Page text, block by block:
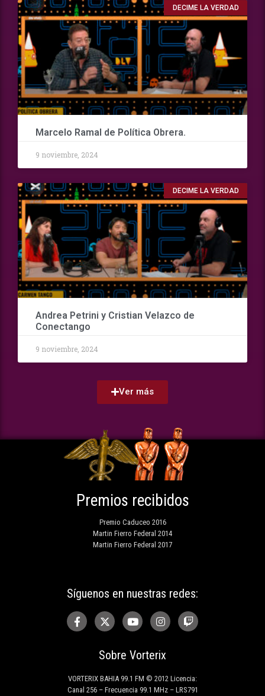
DECIME LA VERDAD
Marcelo Ramal de Política Obrera.
9 noviembre, 2024
DECIME LA VERDAD
Andrea Petrini y Cristian Velazco de
Conectango
9 noviembre, 2024
Ver más
Sobre Vorterix
VORTERIX BAHIA 99.1 FM © 2012 Licencia:
Canal 256 – Frecuencia 99.1 MHz – LRS791
Síguenos en nuestras redes:
Premios recibidos
Premio Caduceo 2016
Martin Fierro Federal 2014
Martin Fierro Federal 2017